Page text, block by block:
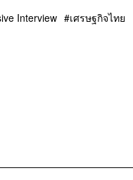
Interview เศรษฐกิจไทย